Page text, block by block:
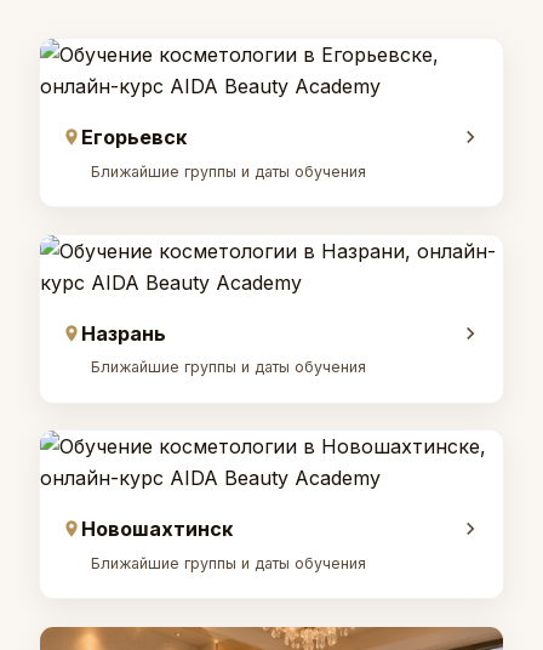
Егорьевск
Ближайшие группы и даты обучения
Назрань
Ближайшие группы и даты обучения
Новошахтинск
Ближайшие группы и даты обучения